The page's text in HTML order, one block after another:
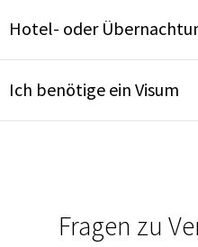
Hotel- oder
Ich benötige ein Visum
Fragen zu